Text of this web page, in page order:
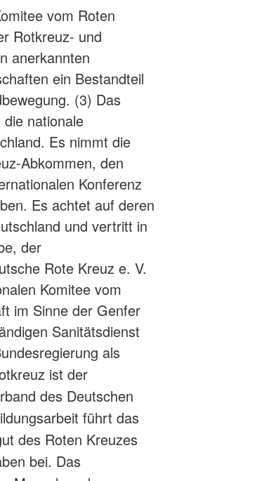
vom Roten
Rotkreuz- und
anerkannten
ein Bestandteil
(3) Das
nationale
Es nimmt die
Abkommen, den
Konferenz
Es achtet auf deren
und vertritt in
der
Rote Kreuz e. V.
Komitee vom
im Sinne der Genfer
Sanitätsdienst
als
ist der
des Deutschen
führt das
des Roten Kreuzes
bei. Das